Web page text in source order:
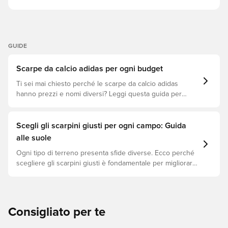
GUIDE
Scarpe da calcio adidas per ogni budget
Ti sei mai chiesto perché le scarpe da calcio adidas
hanno prezzi e nomi diversi? Leggi questa guida per
Scegli gli scarpini giusti per ogni campo: Guida
alle suole
Ogni tipo di terreno presenta sfide diverse. Ecco perché
scegliere gli scarpini giusti è fondamentale per migliorare
Consigliato per te